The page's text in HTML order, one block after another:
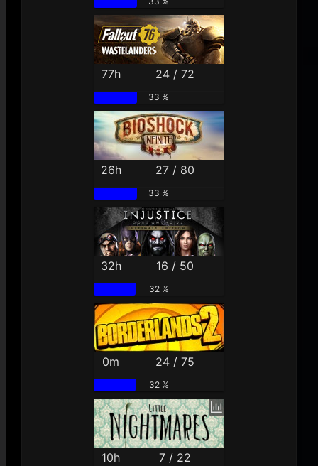
77h 24 / 72
33 %
26h 27 / 80
33 %
32h 16 / 50
32 %
0m 24 / 75
32 %
10h 7 / 22